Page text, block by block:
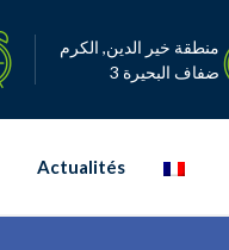
منطقة خير الدين, الكرم
ضفاف البحيرة 3
Actualités